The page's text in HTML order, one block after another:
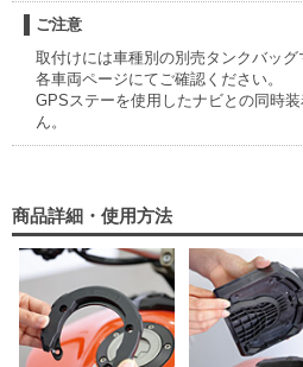
ご注意
取付けには車種別の別売タンクバッグ
各車両ページにてご確認ください。
GPSステーを使用したナビとの同時
ん。
商品詳細・使用方法